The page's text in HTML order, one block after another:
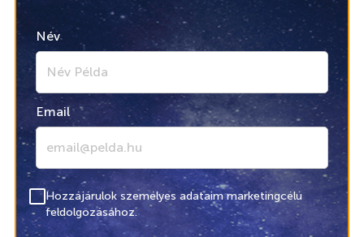
Név
Email
Hozzájárulok személyes adataim marketingcélú
feldolgozásához.